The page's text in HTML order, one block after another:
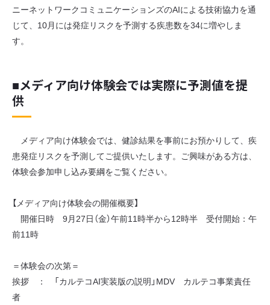
ニーネットワークコミュニケーションズのAIによる技術協力を通
じて、10月には発症リスクを予測する疾患数を34に増やしま
す。
■メディア向け体験会では実際に予測値を提
供
メディア向け体験会では、健診結果を事前にお預かりして、疾
患発症リスクを予測してご提供いたします。ご興味がある方は、
体験会参加申し込み要綱をご覧ください。
【メディア向け体験会の開催概要】
開催日時 9月27日（金）午前11時半から12時半 受付開始：午
前11時
＝体験会の次第＝
挨拶 ： 「カルテコAI実装版の説明」MDV カルテコ事業責任
者